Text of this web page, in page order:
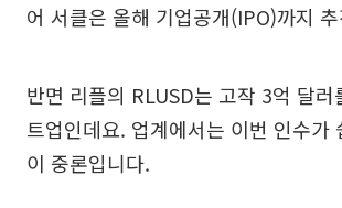
어 서클은 올해 기업공개(IPO)까지
반면 리플의 RLUSD는 고작 3억 달
트업인데요. 업계에서는 이번 인수가
이 중론입니다.